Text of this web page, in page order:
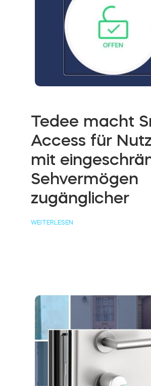
Tedee macht
Access für
mit
Sehvermögen
zugänglicher
WEITERLESEN